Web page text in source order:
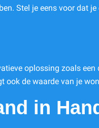
Stel je eens voor dat
oplossing zoals
de waarde van je
in